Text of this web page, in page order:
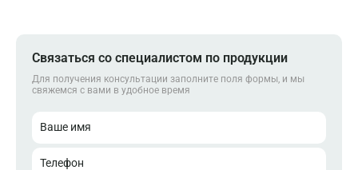
Связаться со специалистом по продукции
Для получения консультации заполните поля формы, и мы
свяжемся с вами в удобное время
Ваше имя
Телефон